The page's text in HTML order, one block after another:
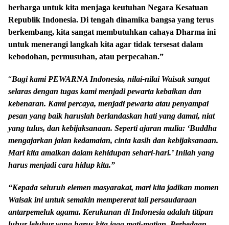
berharga untuk kita menjaga keutuhan Negara Kesatuan
Republik Indonesia. Di tengah dinamika bangsa yang terus
berkembang, kita sangat membutuhkan cahaya Dharma ini
untuk menerangi langkah kita agar tidak tersesat dalam
kebodohan, permusuhan, atau perpecahan.”
“Bagi kami PEWARNA Indonesia, nilai-nilai Waisak sangat
selaras dengan tugas kami menjadi pewarta kebaikan dan
kebenaran. Kami percaya, menjadi pewarta atau penyampai
pesan yang baik haruslah berlandaskan hati yang damai, niat
yang tulus, dan kebijaksanaan. Seperti ajaran mulia: ‘Buddha
mengajarkan jalan kedamaian, cinta kasih dan kebijaksanaan.
Mari kita amalkan dalam kehidupan sehari-hari.’ Inilah yang
harus menjadi cara hidup kita.”
“Kepada seluruh elemen masyarakat, mari kita jadikan momen
Waisak ini untuk semakin mempererat tali persaudaraan
antarpemeluk agama. Kerukunan di Indonesia adalah titipan